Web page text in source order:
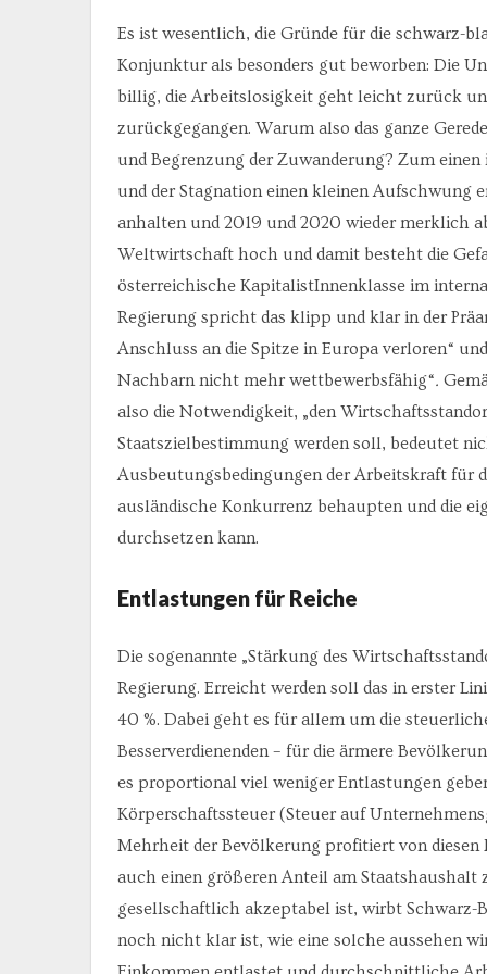
Es ist wesentlich, die Gründe für die schwarz-
Konjunktur als besonders gut beworben: Die
billig, die Arbeitslosigkeit geht leicht zurück
zurückgegangen. Warum also das ganze
und Begrenzung der Zuwanderung? Zum
und der Stagnation einen kleinen Aufschwung
anhalten und 2019 und 2020 wieder merklich
Weltwirtschaft hoch und damit besteht die
österreichische KapitalistInnenklasse im
Regierung spricht das klipp und klar in der
Anschluss an die Spitze in Europa verloren“
Nachbarn nicht mehr wettbewerbsfähig“.
also die Notwendigkeit, „den
Staatszielbestimmung werden soll, bedeutet
Ausbeutungsbedingungen der Arbeitskraft für
ausländische Konkurrenz behaupten und die
durchsetzen kann.
Entlastungen für Reiche
Die sogenannte „Stärkung des
Regierung. Erreicht werden soll das in erster
40 %. Dabei geht es für allem um die
Besserverdienenden – für die ärmere
es proportional viel weniger Entlastungen
Körperschaftssteuer (Steuer auf
Mehrheit der Bevölkerung profitiert von
auch einen größeren Anteil am Staatshaushalt
gesellschaftlich akzeptabel ist, wirbt Schwarz-
noch nicht klar ist, wie eine solche aussehen